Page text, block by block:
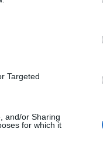
Targeted
and/or Sharing
for which it
της στη
άλλες
μία από τις
τα τελευταία